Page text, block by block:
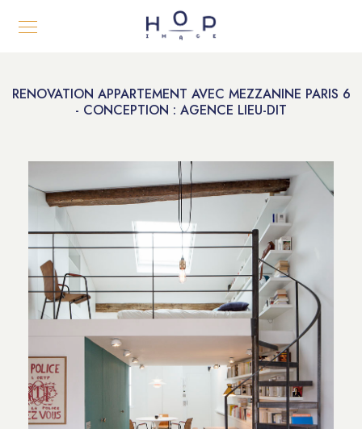
RENOVATION APPARTEMENT AVEC MEZZANINE PARIS 6
- CONCEPTION : AGENCE LIEU-DIT